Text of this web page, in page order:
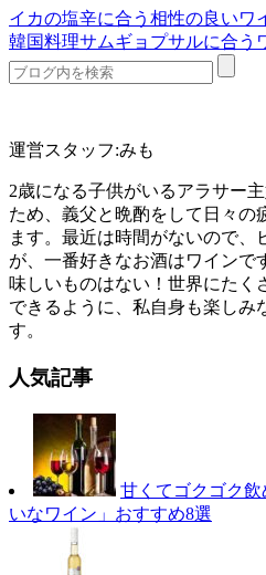
イカの塩辛に合う相性の良いワ
韓国料理サムギョプサルに合う
運営スタッフ:みも
2歳になる子供がいるアラサー
ため、義父と晩酌をして日々の
ます。最近は時間がないので、
が、一番好きなお酒はワインで
味しいものはない！世界にたく
できるように、私自身も楽しみ
す。
人気記事
甘くてゴクゴク
いなワイン」おすすめ8選